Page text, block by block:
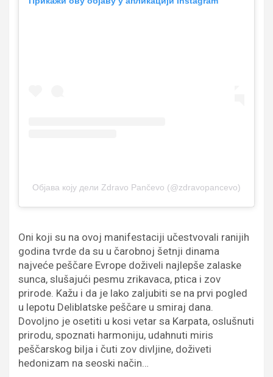
Објава коју дели Zdravo Pančevo (@zdravopancevo)
Oni koji su na ovoj manifestaciji učestvovali ranijih
godina tvrde da su u čarobnoj šetnji dinama
najveće peščare Evrope doživeli najlepše zalaske
sunca, slušajući pesmu zrikavaca, ptica i zov
prirode. Kažu i da je lako zaljubiti se na prvi pogled
u lepotu Deliblatske peščare u smiraj dana.
Dovoljno je osetiti u kosi vetar sa Karpata, oslušnuti
prirodu, spoznati harmoniju, udahnuti miris
peščarskog bilja i čuti zov divljine, doživeti
hedonizam na seoski način…